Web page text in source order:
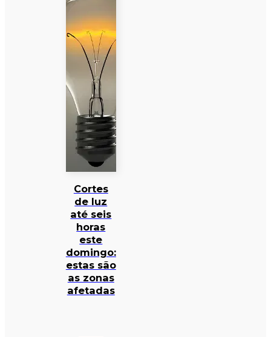
Cortes
de luz
até seis
horas
este
domingo:
estas são
as zonas
afetadas